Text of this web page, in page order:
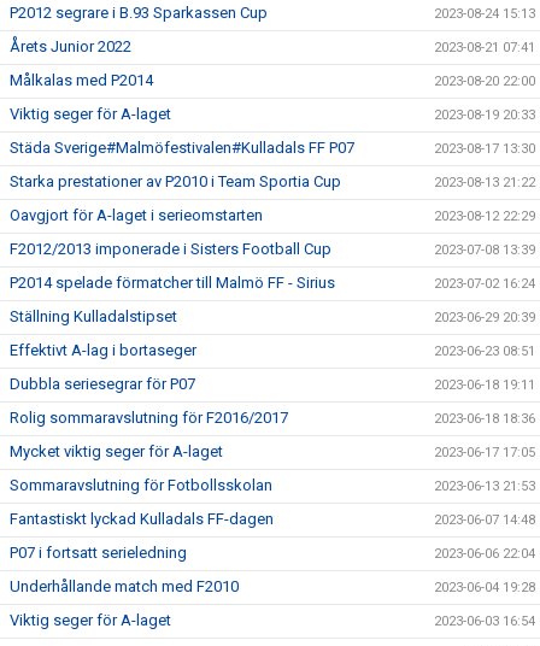
P2012 segrare i B.93 Sparkassen Cup 2023-08-24 15:13
Årets Junior 2022 2023-08-21 07:41
Målkalas med P2014 2023-08-20 22:00
Viktig seger för A-laget 2023-08-19 20:33
Städa Sverige#Malmöfestivalen#Kulladals FF P07 2023-08-17 13:30
Starka prestationer av P2010 i Team Sportia Cup 2023-08-13 21:22
Oavgjort för A-laget i serieomstarten 2023-08-12 22:29
F2012/2013 imponerade i Sisters Football Cup 2023-07-08 13:39
P2014 spelade förmatcher till Malmö FF - Sirius 2023-07-02 16:24
Ställning Kulladalstipset 2023-06-29 20:39
Effektivt A-lag i bortaseger 2023-06-23 08:51
Dubbla seriesegrar för P07 2023-06-18 19:11
Rolig sommaravslutning för F2016/2017 2023-06-18 18:36
Mycket viktig seger för A-laget 2023-06-17 17:05
Sommaravslutning för Fotbollsskolan 2023-06-13 21:53
Fantastiskt lyckad Kulladals FF-dagen 2023-06-07 14:48
P07 i fortsatt serieledning 2023-06-06 22:04
Underhållande match med F2010 2023-06-04 19:28
Viktig seger för A-laget 2023-06-03 16:54